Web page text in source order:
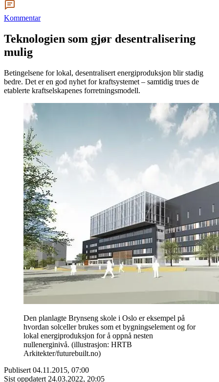
Kommentar
Teknologien som gjør desentralisering
mulig
Betingelsene for lokal, desentralisert energiproduksjon blir stadig
bedre. Det er en god nyhet for kraftsystemet – samtidig trues de
etablerte kraftselskapenes forretningsmodell.
Den planlagte Brynseng skole i Oslo er eksempel på
hvordan solceller brukes som et bygningselement og for
lokal energiproduksjon for å oppnå nesten
nullenerginivå. (illustrasjon: HRTB
Arkitekter/futurebuilt.no)
Publisert 04.11.2015, 07:00
Sist oppdatert 24.03.2022, 20:05